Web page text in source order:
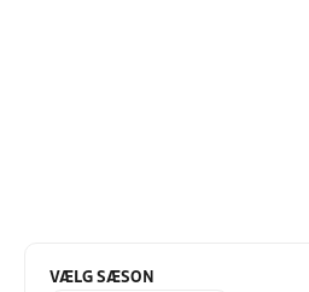
VÆLG SÆSON